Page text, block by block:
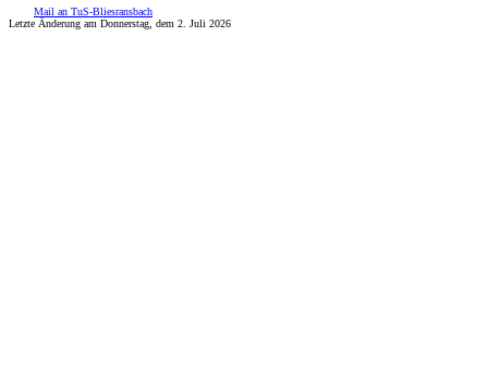
Mail an TuS-Bliesransbach
Letzte Änderung am Donnerstag, dem 2. Juli 2026